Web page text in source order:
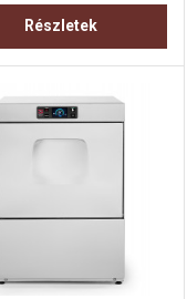
Részletek